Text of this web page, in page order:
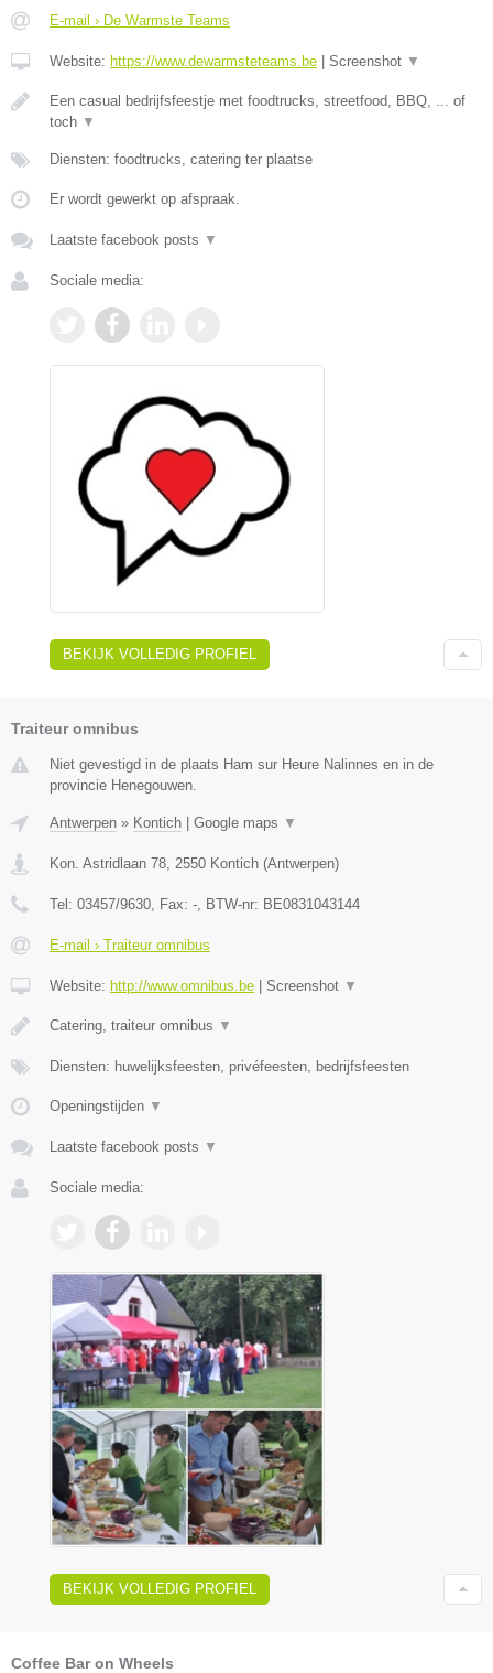
E-mail › De Warmste Teams
Website: https://www.dewarmsteteams.be | Screenshot ▼
Een casual bedrijfsfeestje met foodtrucks, streetfood, BBQ, ... of
toch ▼
Diensten: foodtrucks, catering ter plaatse
Er wordt gewerkt op afspraak.
Laatste facebook posts ▼
Sociale media:
BEKIJK VOLLEDIG PROFIEL
Traiteur omnibus
Niet gevestigd in de plaats Ham sur Heure Nalinnes en in de
provincie Henegouwen.
Antwerpen » Kontich | Google maps ▼
Kon. Astridlaan 78 2550 Kontich (Antwerpen)
Tel: 03457/9630 , Fax: - , BTW-nr: BE0831043144
E-mail › Traiteur omnibus
Website: http://www.omnibus.be | Screenshot ▼
Catering, traiteur omnibus ▼
Diensten: huwelijksfeesten, privéfeesten, bedrijfsfeesten
Openingstijden ▼
Laatste facebook posts ▼
Sociale media:
BEKIJK VOLLEDIG PROFIEL
Coffee Bar on Wheels